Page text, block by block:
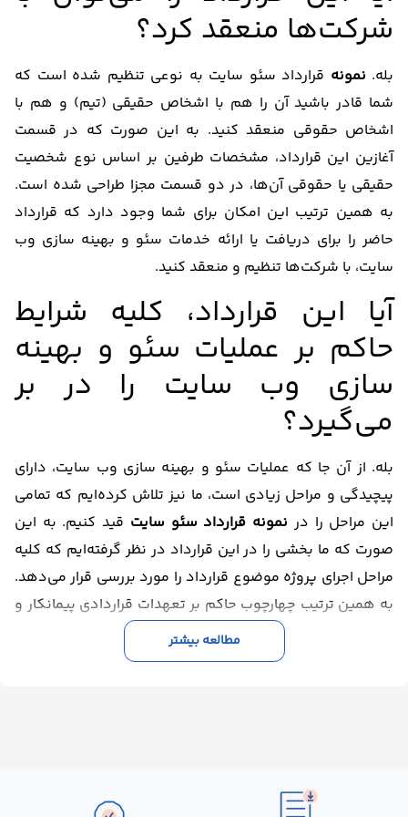
شرکت‌ها منعقد کرد؟
بله. نمونه قرارداد سئو سایت به نوعی تنظیم شده است که
شما قادر باشید آن را هم با اشخاص حقیقی (تیم) و هم با
اشخاص حقوقی منعقد کنید. به این صورت که در قسمت
آغازین این قرارداد، مشخصات طرفین بر اساس نوع شخصیت
حقیقی یا حقوقی آن‌ها، در دو قسمت مجزا طراحی شده است.
به همین ترتیب این امکان برای شما وجود دارد که قرارداد
حاضر را برای دریافت یا ارائه خدمات سئو و بهینه سازی وب
سایت، با شرکت‌ها تنظیم و منعقد کنید.
آیا این قرارداد، کلیه شرایط
حاکم بر عملیات سئو و بهینه
سازی وب سایت را در بر
می‌گیرد؟
بله. از آن جا که عملیات سئو و بهینه سازی وب سایت، دارای
پیچیدگی و مراحل زیادی است، ما نیز تلاش کرده‌ایم که تمامی
این مراحل را در نمونه قرارداد سئو سایت قید کنیم. به این
صورت که ما بخشی را در این قرارداد در نظر گرفته‌ایم که کلیه
مراحل اجرای پروژه موضوع قرارداد را مورد بررسی قرار می‌دهد.
به همین ترتیب چهارچوب حاکم بر تعهدات قراردادی پیمانکار و
نیز بازه زمانی مقرر در خصوص تحقق آن‌ها، به خوبی در متن
این قرارداد تعیین و تکلیف می‌شود.
مطالعه بیشتر